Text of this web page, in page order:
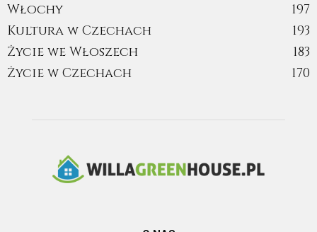
Włochy
197
Kultura w Czechach
193
Życie we Włoszech
183
Życie w Czechach
170